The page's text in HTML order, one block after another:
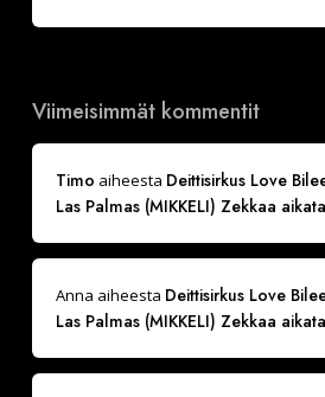
Viimeisimmät kommentit
Timo aiheesta Deittisirkus Love
Las Palmas (MIKKELI) Zekkaa
Anna aiheesta Deittisirkus Love
Las Palmas (MIKKELI) Zekkaa